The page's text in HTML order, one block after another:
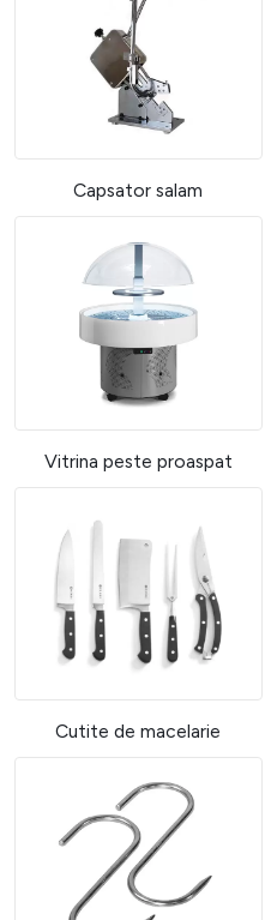
Capsator salam
Vitrina peste proaspat
Cutite de macelarie